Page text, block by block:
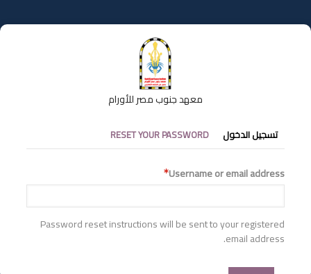
إلى
المحتوى
معهد جنوب مصر للأورام
التبويبات
الأساسية
تسجيل الدخول RESET YOUR PASSWORD
Username or email address
Password reset instructions will be sent to your registered
email address.